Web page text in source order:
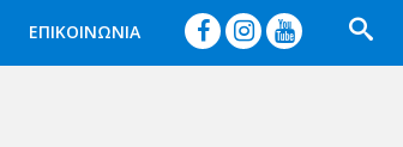
ΕΠΙΚΟΙΝΩΝΙΑ    